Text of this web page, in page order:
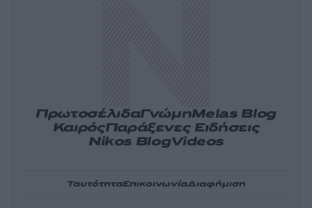
ΠρωτοσέλιδαΓνώμηMelas Blog
ΚαιρόςΠαράξενες Ειδήσεις
Nikos BlogVideos
ΤαυτότηταΕπικοινωνίαΔιαφήμιση